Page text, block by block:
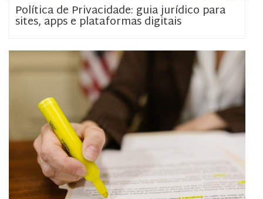
Política de Privacidade: guia jurídico para
sites, apps e plataformas digitais